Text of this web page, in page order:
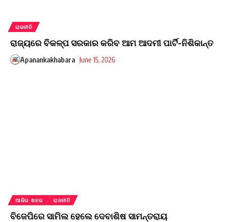
ରାଜନୀତି
ରାଜ୍ୟରେ ବିକଳ୍ପ ସରକାର କରିବ ଆମ ଆଦମୀ ପାର୍ଟି-ନିଶିକାନ୍ତ
Apanankakhabara June 15, 2026
ଆଜିର ଖବର ରାଜନୀତି
ବିଜେପିରେ ସାମିଲ ହେଲେ ଦେବାଶିଷ ସାମନ୍ତରାୟ